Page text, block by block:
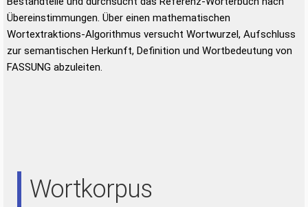
Übereinstimmungen. Über einen mathematischen
Wortextraktions-Algorithmus versucht Wortwurzel, Aufschluss
zur semantischen Herkunft, Definition und Wortbedeutung von
FASSUNG abzuleiten.
Wortkorpus